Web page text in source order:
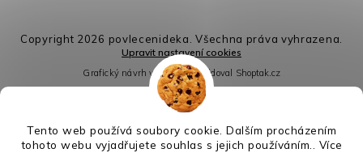
Tento web používá soubory cookie. Dalším procházením
tohoto webu vyjadřujete souhlas s jejich používáním.. Více
Vytvořil Shoptet
Copyright 2026 povlecenideka . Všechna práva vyhrazena.
Upravit nastavení cookies
Grafický návrh vytvořil a nakódoval Shoptak.cz